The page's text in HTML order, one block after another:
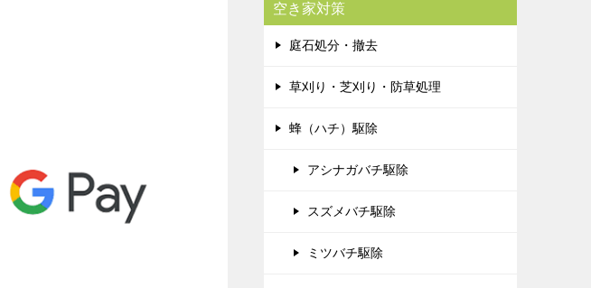
空き家対策
庭石処分・撤去
草刈り・芝刈り・防草処理
蜂（ハチ）駆除
アシナガバチ駆除
スズメバチ駆除
ミツバチ駆除